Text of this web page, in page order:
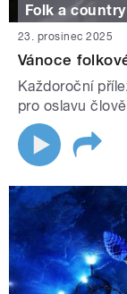
Folk a country
23. prosinec 2025
Vánoce
Každoroční
pro oslavu